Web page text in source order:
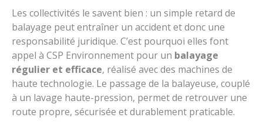
Les collectivités le savent bien : un simple retard de
balayage peut entraîner un accident et donc une
responsabilité juridique. C’est pourquoi elles font
appel à CSP Environnement pour un balayage
régulier et efficace, réalisé avec des machines de
haute technologie. Le passage de la balayeuse, couplé
à un lavage haute-pression, permet de retrouver une
route propre, sécurisée et durablement praticable.